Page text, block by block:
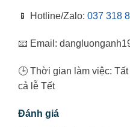
📱 Hotline/Zalo: 037 318
📧 Email:
🕒 Thời gian làm việc:
cả lễ Tết
Đánh giá